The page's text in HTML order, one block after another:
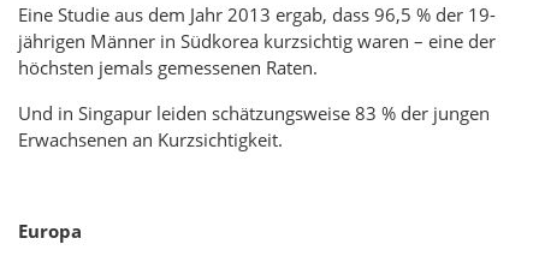
Eine Studie aus dem Jahr 2013 ergab, dass 96,5 % der 19-
jährigen Männer in Südkorea kurzsichtig waren – eine der
höchsten jemals gemessenen Raten.
Und in Singapur leiden schätzungsweise 83 % der jungen
Erwachsenen an Kurzsichtigkeit.
Europa